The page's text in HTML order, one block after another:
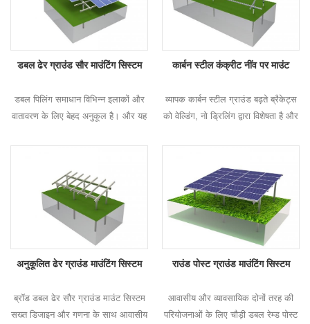
डबल ढेर ग्राउंड सौर माउंटिंग सिस्टम
डबल पिलिंग समाधान विभिन्न इलाकों और
वातावरण के लिए बेहद अनुकूल है। और यह
और अन्य सौर घुलनशील बनाता ह�
कार्बन स्टील कंक्रीट नींव पर माउंट
व्यापक कार्बन स्टील ग्राउंड बढ़ते ब्रैकेट्स
को वेल्डिंग, नो ड्रिलिंग द्वारा विशेषता है और
अनुकूलित ढेर ग्राउंड माउंटिंग सिस्टम
ब्रॉड डबल ढेर सौर ग्राउंड माउंट सिस्टम
सख्त डिजाइन और गणना के साथ आवासीय
राउंड पोस्ट ग्राउंड माउंटिंग सिस्टम
आवासीय और व्यावसायिक दोनों तरह की
परियोजनाओं के लिए चौड़ी डबल रेम्ड पोस्ट